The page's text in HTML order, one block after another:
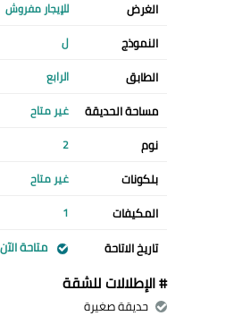
الغرض للإيجار مفروش
النموذج ل
الطابق الرابع
مساحة الحديقة غير متاح
نوم 2
بلكونات غير متاح
المكيفات 1
تاريخ الاتاحة متاحة الآن
# الإطلالات للشقة
حديقة صغيرة